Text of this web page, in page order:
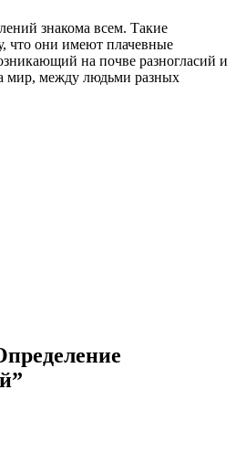
знакома всем. Такие
что они имеют плачевные
на почве разногласий и
мир, между людьми разных
”